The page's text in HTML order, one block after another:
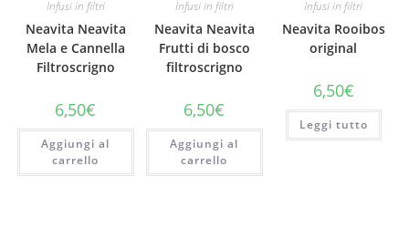
Infusi in filtri
Neavita Neavita
Mela e Cannella
Filtroscrigno
6,50€
Aggiungi al
carrello
Infusi in filtri
Neavita Neavita
Frutti di bosco
filtroscrigno
6,50€
Aggiungi al
carrello
Infusi in filtri
Neavita Rooibos
original
6,50€
Leggi tutto